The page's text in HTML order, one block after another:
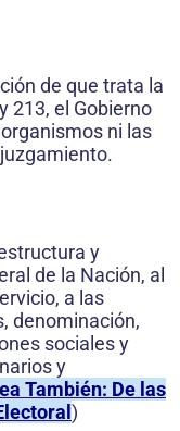
de que trata la
213, el Gobierno
ni las
y
de la Nación, al
a las
denominación,
sociales y
y
También: De las
)